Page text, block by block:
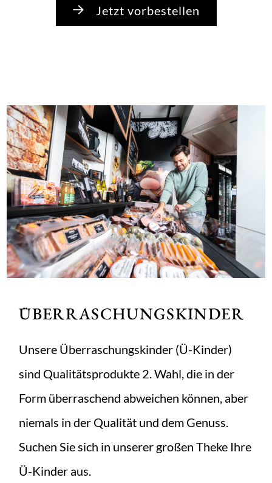
Jetzt vorbestellen
ÜBERRASCHUNGSKINDER
Unsere Überraschungskinder (Ü-Kinder)
sind Qualitätsprodukte 2. Wahl, die in der
Form überraschend abweichen können, aber
niemals in der Qualität und dem Genuss.
Suchen Sie sich in unserer großen Theke Ihre
Ü-Kinder aus.